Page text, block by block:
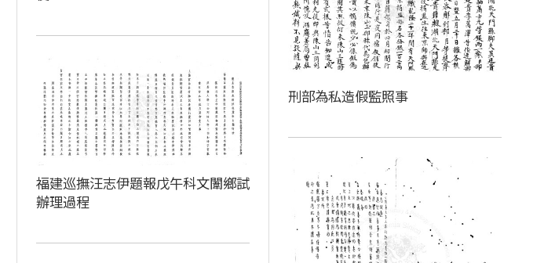
刑部為私造假監照事
福建巡撫汪志伊題報戊午科文闈鄉試
辦理過程